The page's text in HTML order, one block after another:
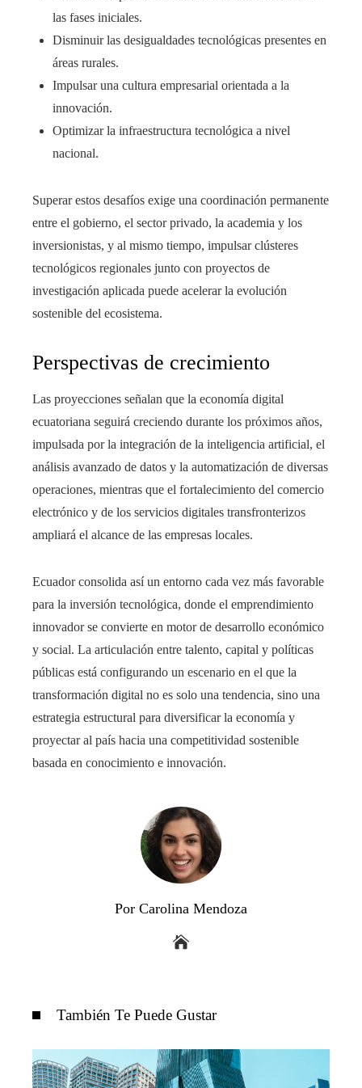
las fases iniciales.
Disminuir las desigualdades tecnológicas presentes en
áreas rurales.
Impulsar una cultura empresarial orientada a la
innovación.
Optimizar la infraestructura tecnológica a nivel
nacional.
Superar estos desafíos exige una coordinación permanente
entre el gobierno, el sector privado, la academia y los
inversionistas, y al mismo tiempo, impulsar clústeres
tecnológicos regionales junto con proyectos de
investigación aplicada puede acelerar la evolución
sostenible del ecosistema.
Perspectivas de crecimiento
Las proyecciones señalan que la economía digital
ecuatoriana seguirá creciendo durante los próximos años,
impulsada por la integración de la inteligencia artificial, el
análisis avanzado de datos y la automatización de diversas
operaciones, mientras que el fortalecimiento del comercio
electrónico y de los servicios digitales transfronterizos
ampliará el alcance de las empresas locales.
Ecuador consolida así un entorno cada vez más favorable
para la inversión tecnológica, donde el emprendimiento
innovador se convierte en motor de desarrollo económico
y social. La articulación entre talento, capital y políticas
públicas está configurando un escenario en el que la
transformación digital no es solo una tendencia, sino una
estrategia estructural para diversificar la economía y
proyectar al país hacia una competitividad sostenible
basada en conocimiento e innovación.
Por Carolina Mendoza
También Te Puede Gustar